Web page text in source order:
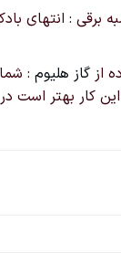
برقی :
ازگاز هلیوم :
این کار بهتر است